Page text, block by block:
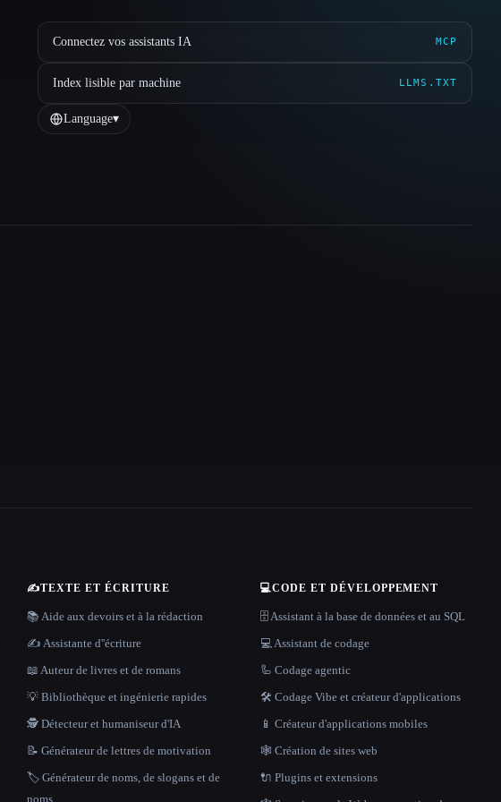
Connectez vos assistants IA MCP
Index lisible par machine LLMS.TXT
Language▾
✍️TEXTE ET ÉCRITURE
📚 Aide aux devoirs et à la rédaction
✍️ Assistante d''écriture
📖 Auteur de livres et de romans
💡 Bibliothèque et ingénierie rapides
🕵️ Détecteur et humaniseur d'IA
📝 Générateur de lettres de motivation
🏷️ Générateur de noms, de slogans et de
noms
💻CODE ET DÉVELOPPEMENT
🗄️ Assistant à la base de données et au SQL
💻 Assistant de codage
🦾 Codage agentic
🛠️ Codage Vibe et créateur d'applications
📱 Créateur d'applications mobiles
🕸 Création de sites web
🔌 Plugins et extensions